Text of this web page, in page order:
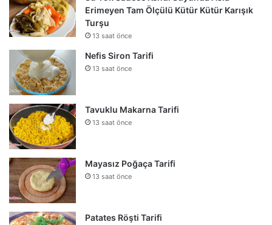
Erimeyen Tam Ölçülü Kütür Kütür Karışık
Turşu
13 saat önce
Nefis Siron Tarifi
13 saat önce
Tavuklu Makarna Tarifi
13 saat önce
Mayasız Poğaça Tarifi
13 saat önce
Patates Röşti Tarifi